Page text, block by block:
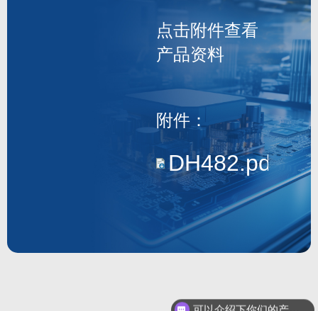
点击附件查看
产品资料
附件：
DH482.pdf